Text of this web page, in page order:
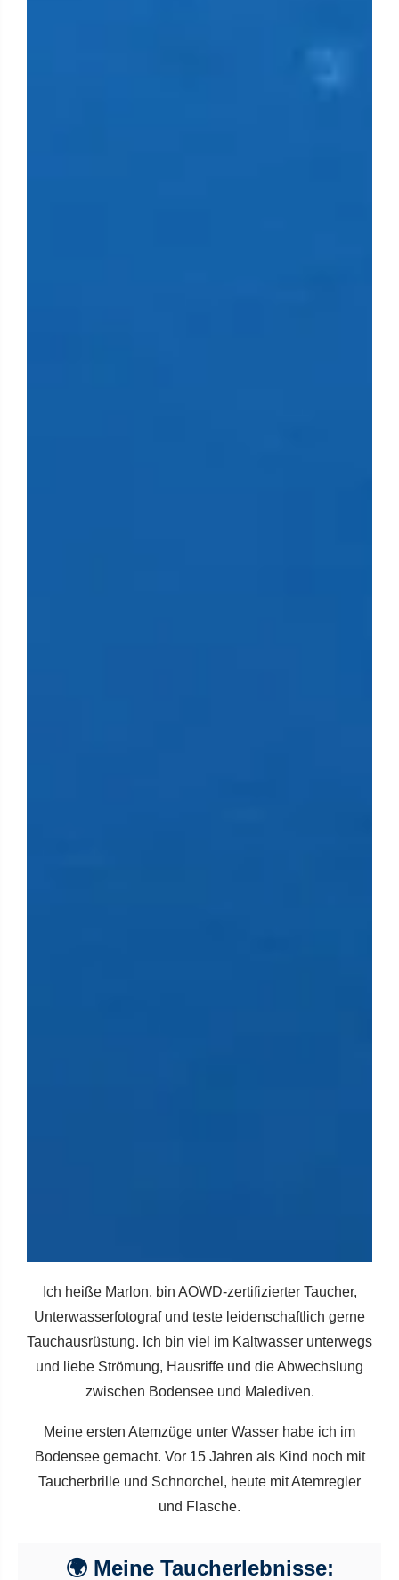
Ich heiße Marlon, bin AOWD-zertifizierter Taucher,
Unterwasserfotograf und teste leidenschaftlich gerne
Tauchausrüstung. Ich bin viel im Kaltwasser unterwegs
und liebe Strömung, Hausriffe und die Abwechslung
zwischen Bodensee und Malediven.
Meine ersten Atemzüge unter Wasser habe ich im
Bodensee gemacht. Vor 15 Jahren als Kind noch mit
Taucherbrille und Schnorchel, heute mit Atemregler
und Flasche.
🌍 Meine Taucherlebnisse: